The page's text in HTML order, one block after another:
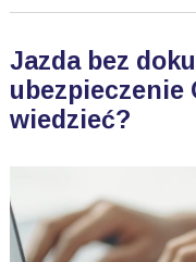
Jazda bez
ubezpieczenie
wiedzieć?